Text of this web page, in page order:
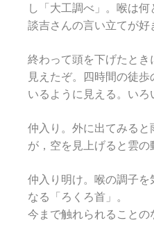
し「大工調べ」。喉は何
談吉さんの言い立てが好
終わって頭を下げたと
見えたぞ。四時間の徒
いるように見える。いろ
仲入り。外に出てみる
が，空を見上げると雲の
仲入り明け。喉の調子を
なる「ろくろ首」。
今まで触れられること